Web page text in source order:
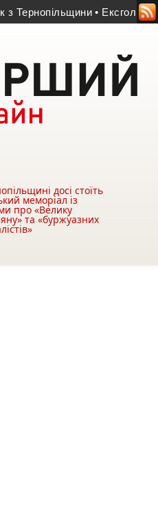
• Ексголкіпер
досі стоїть
меморіал із
про «Велику
та «буржуазних